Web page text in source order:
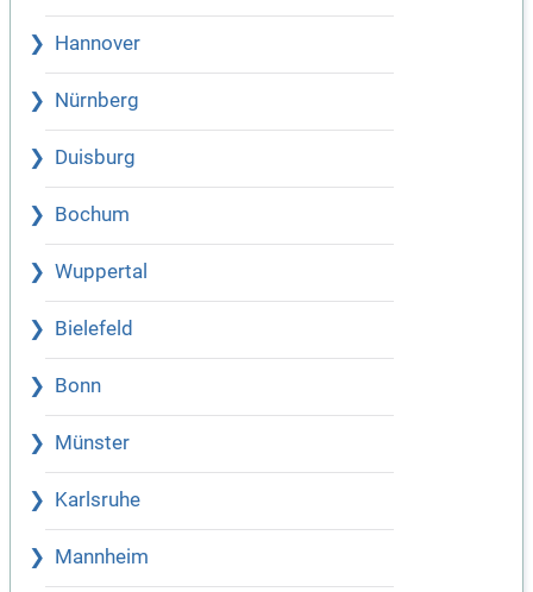
Hannover
Nürnberg
Duisburg
Bochum
Wuppertal
Bielefeld
Bonn
Münster
Karlsruhe
Mannheim